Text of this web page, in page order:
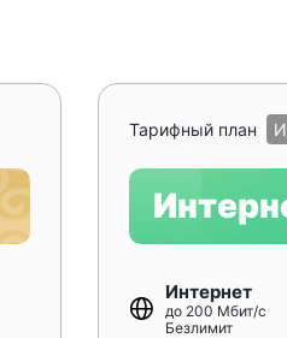
Тарифный план
Интернет
до 200 Мбит/с
Безлимит